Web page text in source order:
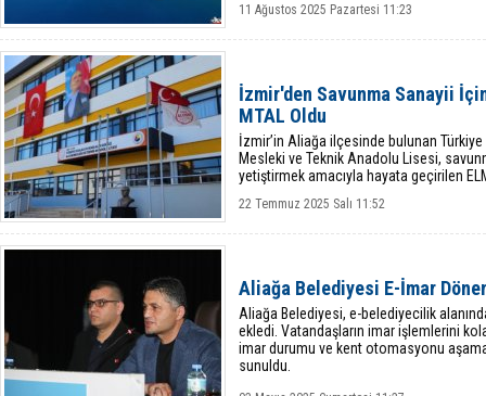
11 Ağustos 2025 Pazartesi 11:23
İzmir'den Savunma Sanayii
MTAL Oldu
İzmir’in Aliağa ilçesinde bulunan
Mesleki ve Teknik Anadolu Lisesi,
yetiştirmek amacıyla hayata geçirilen
22 Temmuz 2025 Salı 11:52
Aliağa Belediyesi E-İmar
Aliağa Belediyesi, e-belediyecilik
ekledi. Vatandaşların imar işlemlerini
imar durumu ve kent otomasyonu
sunuldu.